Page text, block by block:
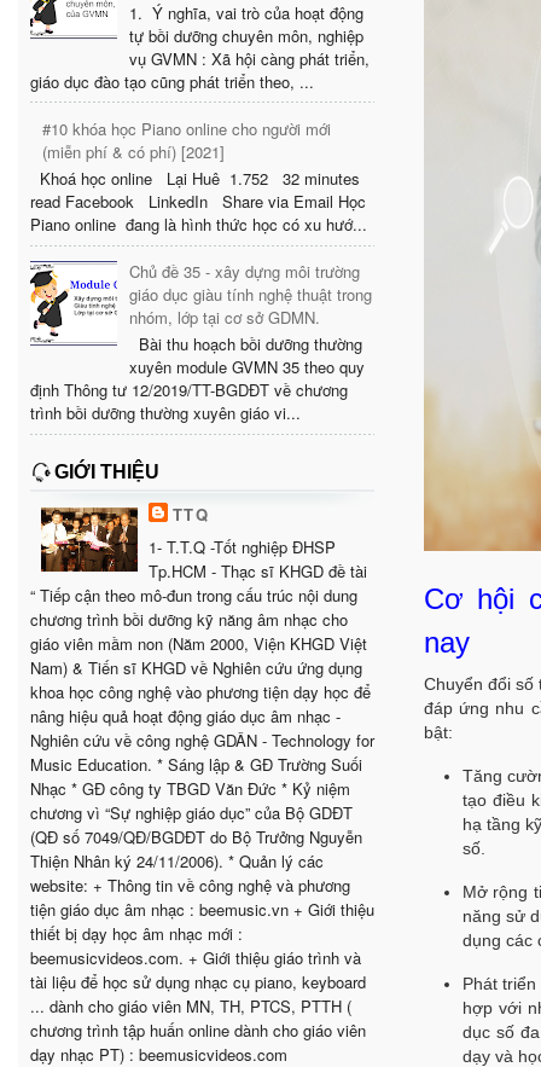
1. Ý nghĩa, vai trò của hoạt động
tự bồi dưỡng chuyên môn, nghiệp
vụ GVMN : Xã hội càng phát triển,
giáo dục đào tạo cũng phát triển theo, ...
#10 khóa học Piano online cho người mới
(miễn phí & có phí) [2021]
Khoá học online Lại Huê 1.752 32 minutes
read Facebook LinkedIn Share via Email Học
Piano online đang là hình thức học có xu hướ...
Chủ đề 35 - xây dựng môi trường
giáo dục giàu tính nghệ thuật trong
nhóm, lớp tại cơ sở GDMN.
Bài thu hoạch bồi dưỡng thường
xuyên module GVMN 35 theo quy
định Thông tư 12/2019/TT-BGDĐT về chương
trình bồi dưỡng thường xuyên giáo vi...
GIỚI THIỆU
TTQ
1- T.T.Q -Tốt nghiệp ĐHSP
Tp.HCM - Thạc sĩ KHGD đề tài
“ Tiếp cận theo mô-đun trong cấu trúc nội dung
chương trình bồi dưỡng kỹ năng âm nhạc cho
giáo viên mầm non (Năm 2000, Viện KHGD Việt
Nam) & Tiến sĩ KHGD về Nghiên cứu ứng dụng
khoa học công nghệ vào phương tiện dạy học để
nâng hiệu quả hoạt động giáo dục âm nhạc -
Nghiên cứu về công nghệ GDÂN - Technology for
Music Education. * Sáng lập & GĐ Trường Suối
Nhạc * GĐ công ty TBGD Văn Đức * Kỷ niệm
chương vì “Sự nghiệp giáo dục” của Bộ GDĐT
(QĐ số 7049/QĐ/BGDĐT do Bộ Trưởng Nguyễn
Thiện Nhân ký 24/11/2006). * Quản lý các
website: + Thông tin về công nghệ và phương
tiện giáo dục âm nhạc : beemusic.vn + Giới thiệu
thiết bị dạy học âm nhạc mới :
beemusicvideos.com. + Giới thiệu giáo trình và
tài liệu để học sử dụng nhạc cụ piano, keyboard
... dành cho giáo viên MN, TH, PTCS, PTTH (
chương trình tập huấn online dành cho giáo viên
dạy nhạc PT) : beemusicvideos.com
Cơ hội
nay
Chuyển đổi số
đáp ứng nhu
bật:
Tăng
tạo điều
hạ tầng
số.
Mở rộng
năng sử
dụng các
Phát
hợp với
dục số
dạy và